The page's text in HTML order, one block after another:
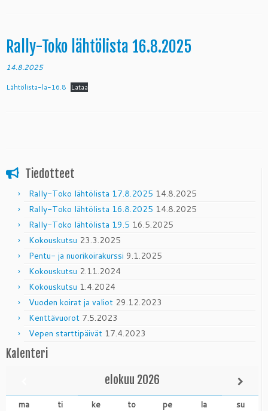
Rally-Toko lähtölista 16.8.2025
14.8.2025
Lähtölista-la-16.8 Lataa
Tiedotteet
Rally-Toko lähtölista 17.8.2025 14.8.2025
Rally-Toko lähtölista 16.8.2025 14.8.2025
Rally-Toko lähtölista 19.5 16.5.2025
Kokouskutsu 23.3.2025
Pentu- ja nuorikoirakurssi 9.1.2025
Kokouskutsu 2.11.2024
Kokouskutsu 1.4.2024
Vuoden koirat ja valiot 29.12.2023
Kenttävuorot 7.5.2023
Vepen starttipäivät 17.4.2023
Kalenteri
elokuu 2026
ma ti ke to pe la
su